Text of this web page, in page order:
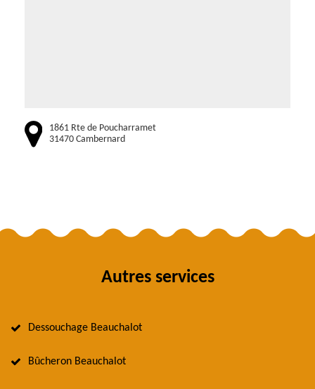
1861 Rte de Poucharramet
31470 Cambernard
Autres services
Dessouchage Beauchalot
Bûcheron Beauchalot